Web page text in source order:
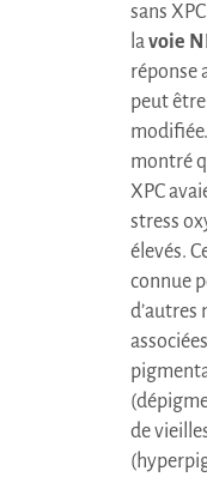
sansXPC
lavoie
réponse
peut
montré
XPC
stress
élevés.
connue
d’autres
de